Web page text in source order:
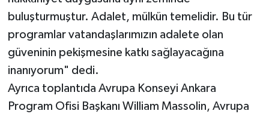
buluşturmuştur. Adalet, mülkün temelidir. Bu tür
programlar vatandaşlarımızın adalete olan
güveninin pekişmesine katkı sağlayacağına
inanıyorum" dedi.
Ayrıca toplantıda Avrupa Konseyi Ankara
Program Ofisi Başkanı William Massolin, Avrupa